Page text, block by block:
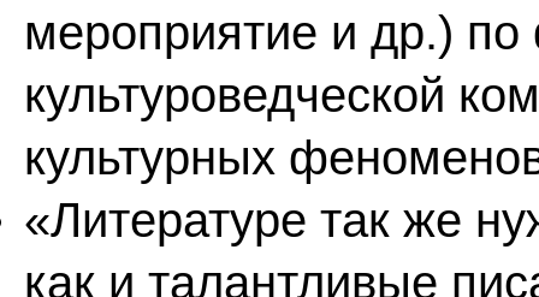
мероприятие и др.)
культуроведческой
культурных
«Литературе так же
как и талантливые